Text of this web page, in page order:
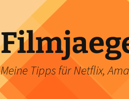
Meine Tipps für Netflix,